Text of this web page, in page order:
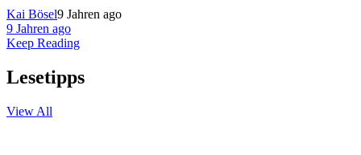
Kai Bösel9 Jahren ago
9 Jahren ago
Keep Reading
Lesetipps
View All